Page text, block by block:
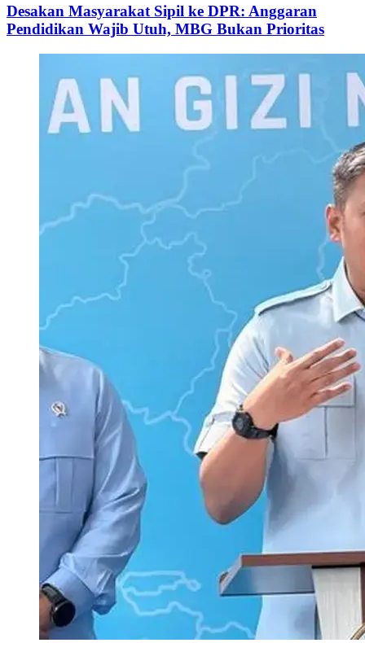
Desakan Masyarakat Sipil ke DPR: Anggaran
Pendidikan Wajib Utuh, MBG Bukan Prioritas